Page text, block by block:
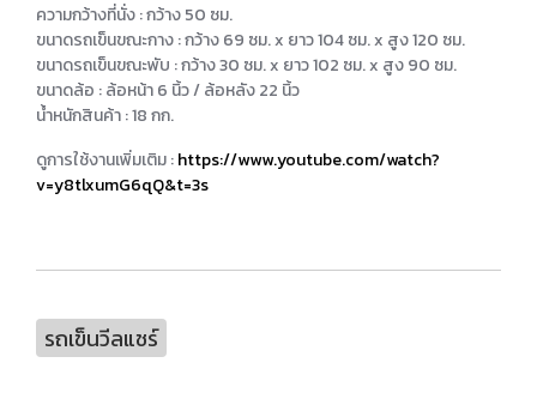
ความกว้างที่นั่ง : กว้าง 50 ซม.
ขนาดรถเข็นขณะกาง : กว้าง 69 ซม. x ยาว 104 ซม. x สูง 120 ซม.
ขนาดรถเข็นขณะพับ : กว้าง 30 ซม. x ยาว 102 ซม. x สูง 90 ซม.
ขนาดล้อ : ล้อหน้า 6 นิ้ว / ล้อหลัง 22 นิ้ว
น้ำหนักสินค้า : 18 กก.
ดูการใช้งานเพิ่มเติม :https://www.youtube.com/watch?
v=y8tlxumG6qQ&t=3s
รถเข็นวีลแชร์